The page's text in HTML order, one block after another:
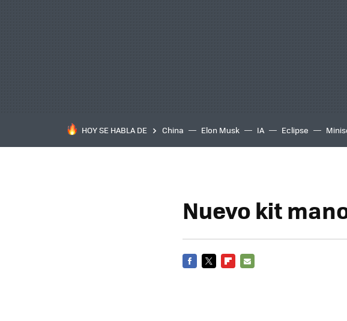
HOY SE HABLA DE China Elon Musk IA Eclipse
Nuevo kit